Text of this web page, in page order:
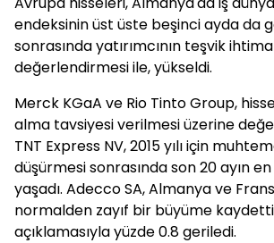
endeksinin üst üste beşinci ayda da
sonrasında yatırımcının teşvik
değerlendirmesi ile, yükseldi.
Merck KGaA ve Rio Tinto Group,
alma tavsiyesi verilmesi üzerine
TNT Express NV, 2015 yılı için
düşürmesi sonrasında son 20 ayın
yaşadı. Adecco SA, Almanya ve
normalden zayıf bir büyüme
açıklamasıyla yüzde 0.8 geriledi.